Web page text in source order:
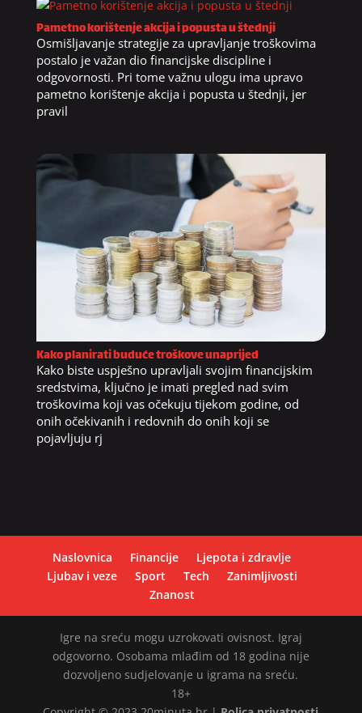
Pametno korištenje akcija i popusta u štednji
Osmišljavanje strategije za upravljanje troškovima
postalo je važan dio financijske discipline i
odgovornosti. Pri tome važnu ulogu ima upravo
pametno korištenje akcija i popusta u štednji, jer
pravil
Kako planirati buduće troškove unaprijed
Kako biste uspješno upravljali svojim financijskim
sredstvima, ključno je imati pregled nad svim
troškovima koji vas očekuju tijekom godine, od
onih očekivanih i redovnih do onih koji se
pojavljuju rj
Naslovnica Financije
Ljepota i zdravlje
Ljubav i veze
Sport Tech
Zanimljivosti
Znanost
Igre na sreću mogu uzrokovati ovisnost. Igraj
odgovorno. Osobama mlađim od 18 godina nije
dozvoljeno sudjelovanje u igrama na sreću.
18+